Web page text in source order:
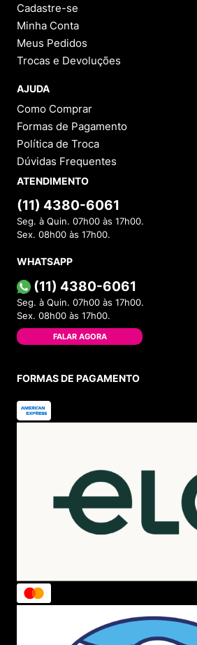
Cadastre-se
Minha Conta
Meus Pedidos
Trocas e Devoluções
AJUDA
Como Comprar
Formas de Pagamento
Política de Troca
Dúvidas Frequentes
ATENDIMENTO
(11) 4380-6061
Seg. à Quin. 07h00 às 17h00.
Sex. 08h00 às 17h00.
WHATSAPP
(11) 4380-6061
Seg. à Quin. 07h00 às 17h00.
Sex. 08h00 às 17h00.
FALAR AGORA
FORMAS DE PAGAMENTO